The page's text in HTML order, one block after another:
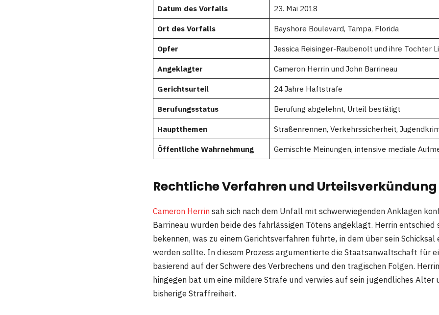
Datum des Vorfalls 23. Mai 2018
Ort des Vorfalls Bayshore Boulevard, Tampa, Florida
Opfer Jessica Reisinger-Raubenolt und ihre Tochter
Angeklagter Cameron Herrin und John Barrineau
Gerichtsurteil 24 Jahre Haftstrafe
Berufungsstatus Berufung abgelehnt, Urteil bestätigt
Hauptthemen Straßenrennen, Verkehrssicherheit,
Öffentliche Wahrnehmung Gemischte Meinungen, intensive mediale
Rechtliche Verfahren und Urteilsverkündung
Cameron Herrinsah sich nach dem Unfall mit schwerwiegenden Anklagen
Barrineau wurden beide des fahrlässigen Tötens angeklagt. Herrin entschied
bekennen, was zu einem Gerichtsverfahren führte, in dem über sein Schicksal
werden sollte. In diesem Prozess argumentierte die Staatsanwaltschaft für
basierend auf der Schwere des Verbrechens und den tragischen Folgen.
hingegen bat um eine mildere Strafe und verwies auf sein jugendliches Alter
bisherige Straffreiheit.